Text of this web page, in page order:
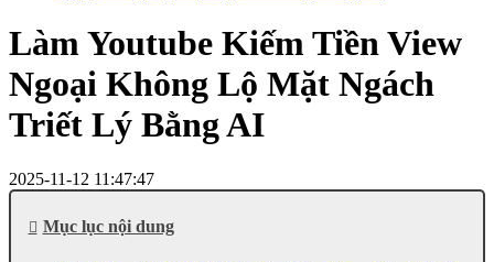
Làm Youtube Kiếm Tiền View
Ngoại Không Lộ Mặt Ngách
Triết Lý Bằng AI
2025-11-12 11:47:47
Mục lục nội dung